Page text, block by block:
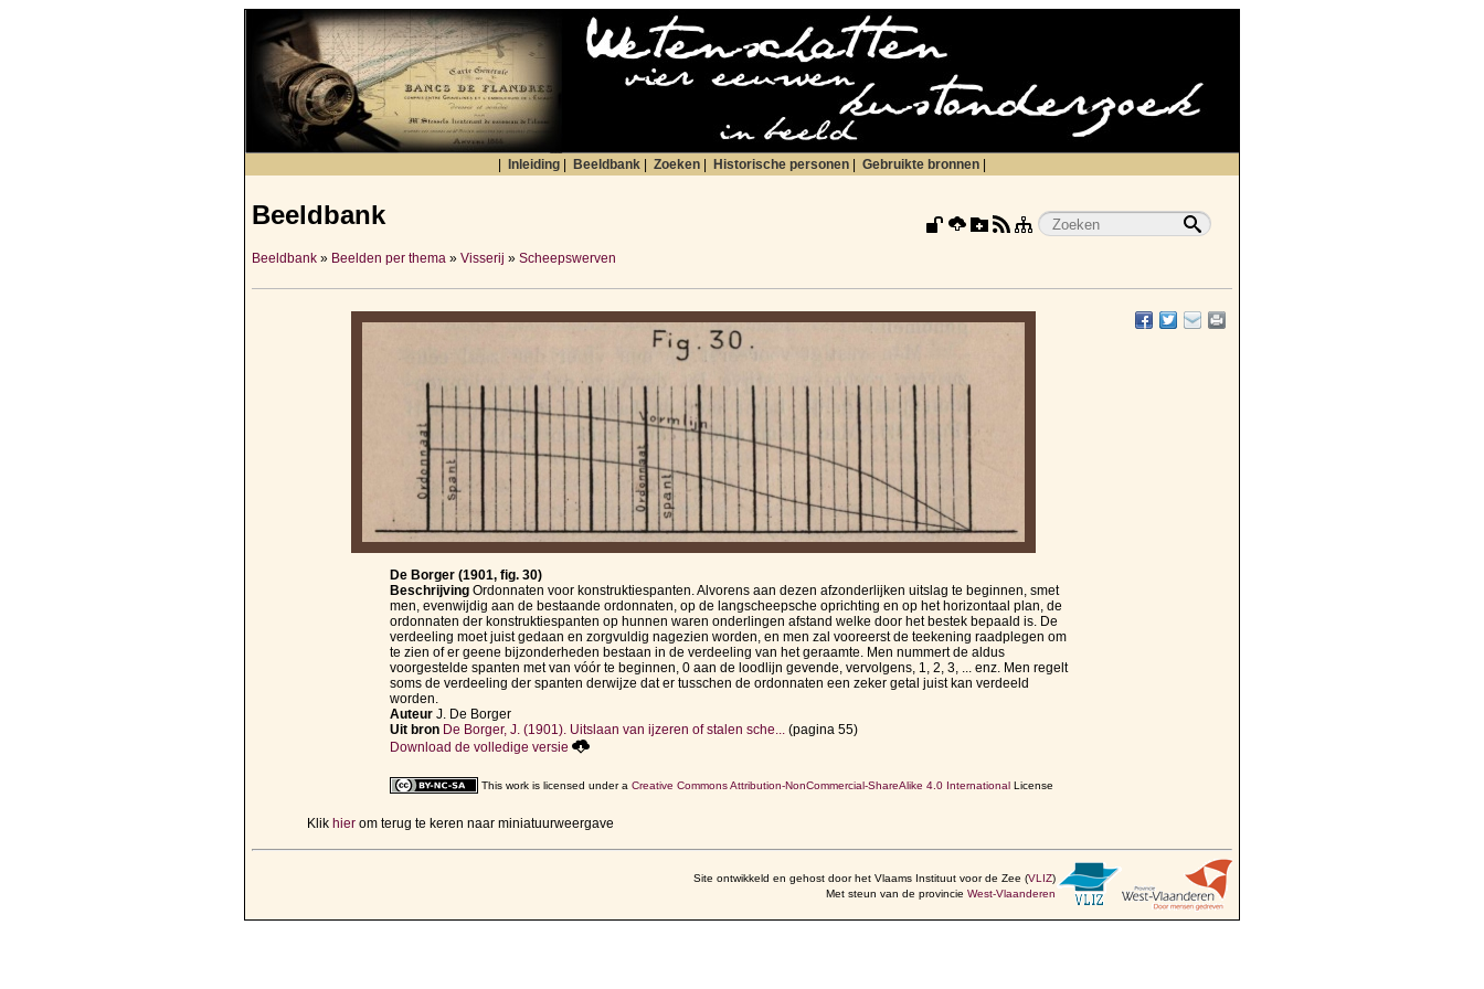
Inleiding Beeldbank Zoeken Historische personen Gebruikte bronnen
Beeldbank
Beeldbank » Beelden per thema » Visserij » Scheepswerven
De Borger (1901, fig. 30)
Beschrijving Ordonnaten voor konstruktiespanten. Alvorens aan dezen afzonderlijken uitslag te beginnen, smet
men, evenwijdig aan de bestaande ordonnaten, op de langscheepsche oprichting en op het horizontaal plan, de
ordonnaten der konstruktiespanten op hunnen waren onderlingen afstand welke door het bestek bepaald is. De
verdeeling moet juist gedaan en zorgvuldig nagezien worden, en men zal vooreerst de teekening raadplegen om
te zien of er geene bijzonderheden bestaan in de verdeeling van het geraamte. Men nummert de aldus
voorgestelde spanten met van vóór te beginnen, 0 aan de loodlijn gevende, vervolgens, 1, 2, 3, ... enz. Men regelt
soms de verdeeling der spanten derwijze dat er tusschen de ordonnaten een zeker getal juist kan verdeeld
worden.
Auteur J. De Borger
Uit bron De Borger, J. (1901). Uitslaan van ijzeren of stalen sche... (pagina 55)
Download de volledige versie
This work is licensed under a Creative Commons Attribution-NonCommercial-ShareAlike 4.0 International License
Klik hier om terug te keren naar miniatuurweergave
Site ontwikkeld en gehost door het Vlaams Instituut voor de Zee (VLIZ)
Met steun van de provincie West-Vlaanderen